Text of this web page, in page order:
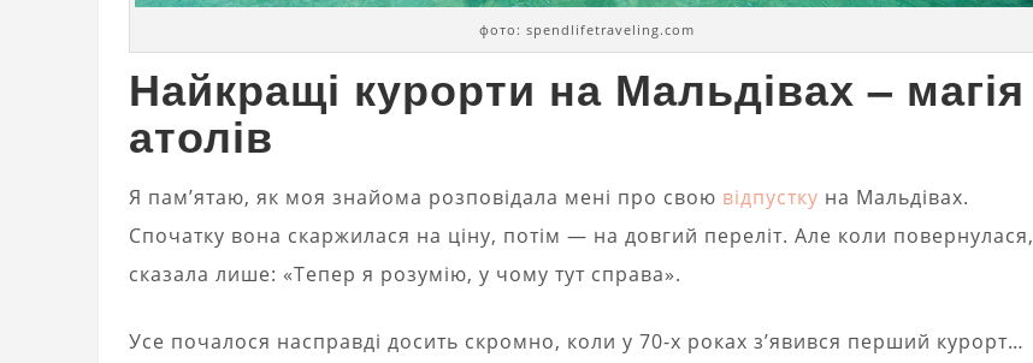
фото: spendlifetraveling.com
Найкращі курорти на Мальдівах – магія
атолів
Я пам’ятаю, як моя знайома розповідала мені про свою відпустку на Мальдівах.
Спочатку вона скаржилася на ціну, потім — на довгий переліт. Але коли повернулася,
сказала лише: «Тепер я розумію, у чому тут справа».
Усе почалося насправді досить скромно, коли у 70-х роках з’явився перший курорт…